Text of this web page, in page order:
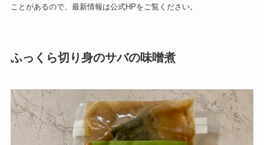
ことがあるので、最新情報は公式HPをご覧ください。
ふっくら切り身のサバの味噌煮